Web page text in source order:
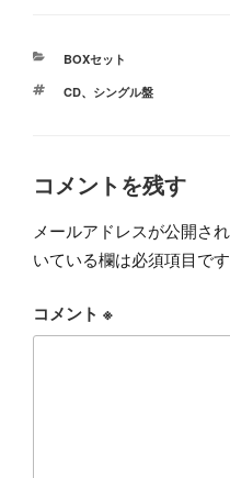
カ
ゴ
BOXセット
タ
CD、 シングル盤
コメントを残す
メールアドレスが公開さ
いている欄は必須項目です
コメント ※